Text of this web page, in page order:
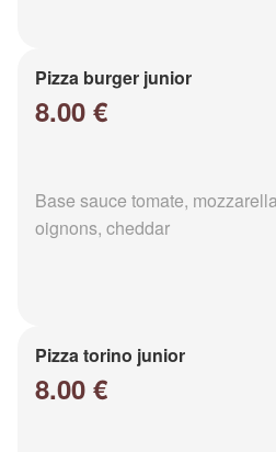
Pizza burger junior
8.00 €
Base sauce tomate,
oignons, cheddar
Pizza torino junior
8.00 €